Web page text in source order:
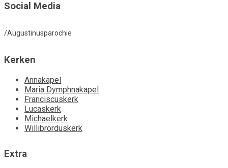
Social Media
/Augustinusparochie
Kerken
Annakapel
Maria Dymphnakapel
Franciscuskerk
Lucaskerk
Michaelkerk
Willibrorduskerk
Extra